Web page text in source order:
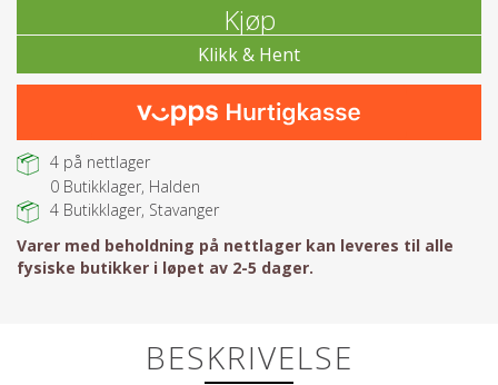
Kjøp
4 på nettlager
0 Butikklager, Halden
4 Butikklager, Stavanger
Varer med beholdning på nettlager kan leveres til alle
fysiske butikker i løpet av 2-5 dager.
BESKRIVELSE